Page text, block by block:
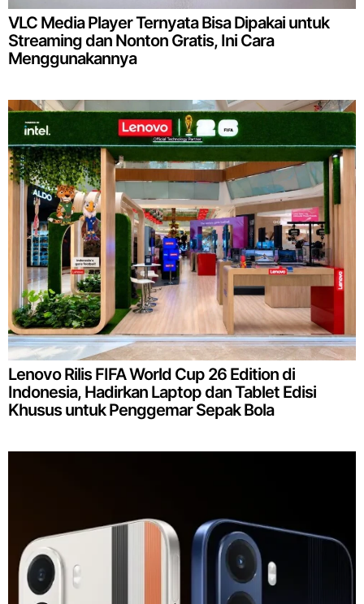
VLC Media Player Ternyata Bisa Dipakai untuk
Streaming dan Nonton Gratis, Ini Cara
Menggunakannya
Lenovo Rilis FIFA World Cup 26 Edition di
Indonesia, Hadirkan Laptop dan Tablet Edisi
Khusus untuk Penggemar Sepak Bola